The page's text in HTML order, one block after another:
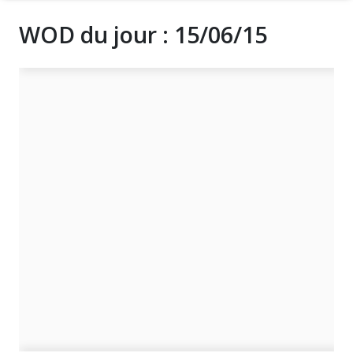
WOD du jour : 15/06/15